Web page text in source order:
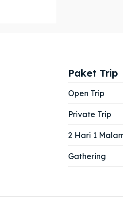
Paket Trip
Open Trip
Private Trip
2 Hari 1
Gathering